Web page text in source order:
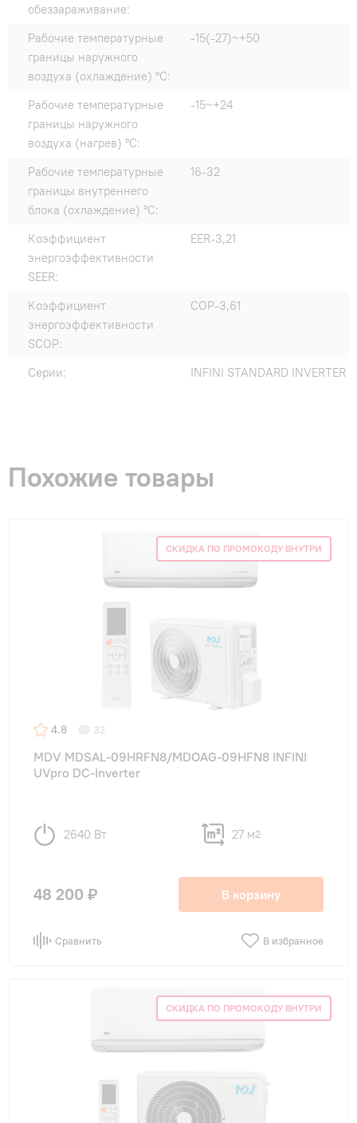
обеззараживание:
Рабочие температурные
границы наружного
воздуха (охлаждение) °C:
-15(-27)~+50
Рабочие температурные
границы наружного
воздуха (нагрев) °C:
-15~+24
Рабочие температурные
границы внутреннего
блока (охлаждение) °C:
16-32
Коэффициент
энергоэффективности
SEER:
EER-3,21
Коэффициент
энергоэффективности
SCOP:
COP-3,61
Серии: INFINI STANDARD INVERTER
Похожие товары
СКИДКА ПО ПРОМОКОДУ ВНУТРИ
4.8 32
MDV MDSAL-09HRFN8/MDOAG-09HFN8 INFINI
UVpro DC-Inverter
2640 Вт 27 м2
48 200 ₽ В корзину
Сравнить В избранное
СКИДКА ПО ПРОМОКОДУ ВНУТРИ